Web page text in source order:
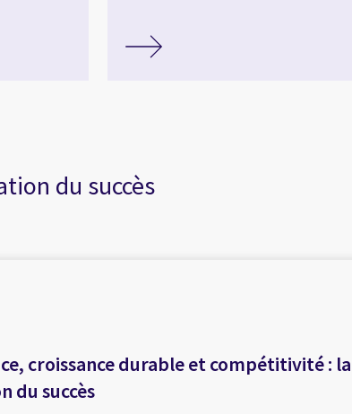
du succès
croissance durable et compétitivité :
du succès